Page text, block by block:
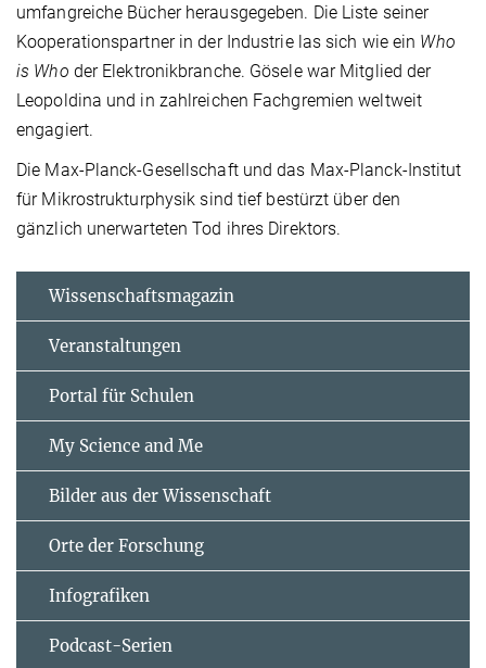
umfangreiche Bücher herausgegeben. Die Liste seiner
Kooperationspartner in der Industrie las sich wie ein Who
is Who der Elektronikbranche. Gösele war Mitglied der
Leopoldina und in zahlreichen Fachgremien weltweit
engagiert.
Die Max-Planck-Gesellschaft und das Max-Planck-Institut
für Mikrostrukturphysik sind tief bestürzt über den
gänzlich unerwarteten Tod ihres Direktors.
Wissenschaftsmagazin
Veranstaltungen
Portal für Schulen
My Science and Me
Bilder aus der Wissenschaft
Orte der Forschung
Infografiken
Podcast-Serien